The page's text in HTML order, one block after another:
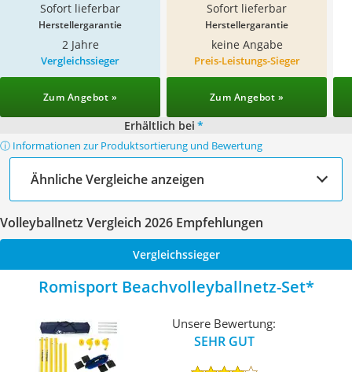
Sofort lieferbar Sofort lieferbar
Herstellergarantie
2 Jahre
Herstellergarantie
keine Angabe
Vergleichssieger
Zum Angebot »
Preis-Leistungs-Sieger
Zum Angebot »
Erhältlich bei *
ⓘ Informationen zur Produktsortierung und Bewertung
Ähnliche Vergleiche anzeigen
Volleyballnetz Vergleich 2026 Empfehlungen
Vergleichssieger
Romisport Beachvolleyballnetz-Set
Unsere Bewertung:
SEHR GUT